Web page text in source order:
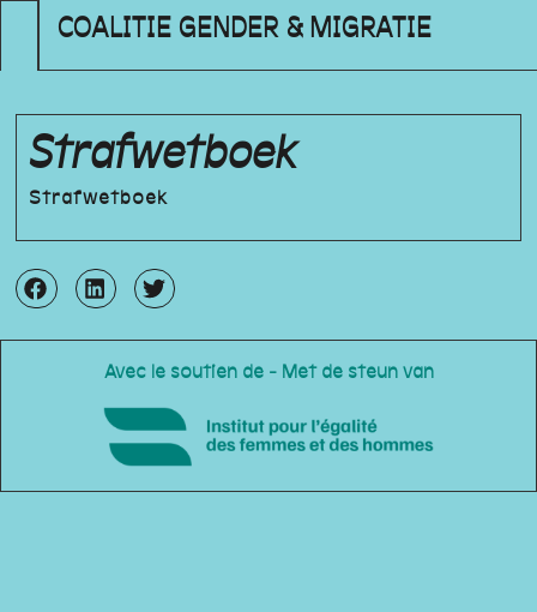
COALITIE GENDER & MIGRATIE
Strafwetboek
Strafwetboek
Avec le soutien de - Met de steun van